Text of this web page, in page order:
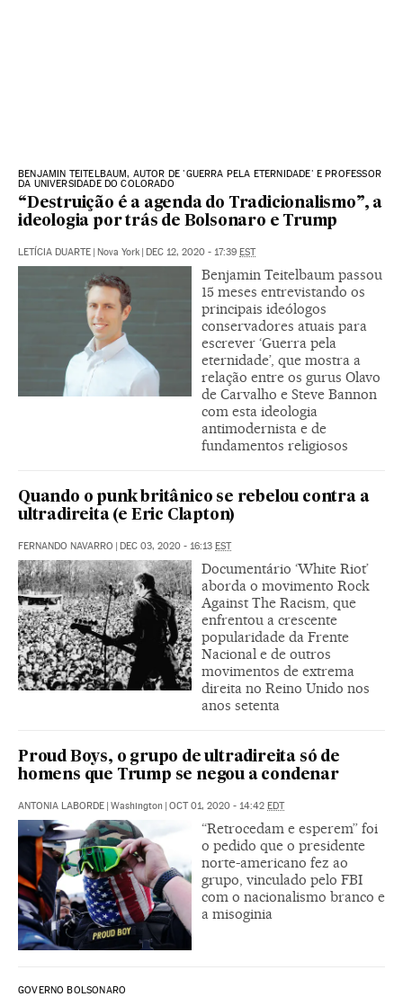
BENJAMIN TEITELBAUM, AUTOR DE 'GUERRA PELA ETERNIDADE' E PROFESSOR
DA UNIVERSIDADE DO COLORADO
“Destruição é a agenda do Tradicionalismo”, a
ideologia por trás de Bolsonaro e Trump
LETÍCIA DUARTE | Nova York | DEC 12, 2020 - 17:39 EST
Benjamin Teitelbaum passou
15 meses entrevistando os
principais ideólogos
conservadores atuais para
escrever ‘Guerra pela
eternidade’, que mostra a
relação entre os gurus Olavo
de Carvalho e Steve Bannon
com esta ideologia
antimodernista e de
fundamentos religiosos
Quando o punk britânico se rebelou contra a
ultradireita (e Eric Clapton)
FERNANDO NAVARRO | DEC 03, 2020 - 16:13 EST
Documentário ‘White Riot’
aborda o movimento Rock
Against The Racism, que
enfrentou a crescente
popularidade da Frente
Nacional e de outros
movimentos de extrema
direita no Reino Unido nos
anos setenta
Proud Boys, o grupo de ultradireita só de
homens que Trump se negou a condenar
ANTONIA LABORDE | Washington | OCT 01, 2020 - 14:42 EDT
“Retrocedam e esperem” foi
o pedido que o presidente
norte-americano fez ao
grupo, vinculado pelo FBI
com o nacionalismo branco e
a misoginia
GOVERNO BOLSONARO